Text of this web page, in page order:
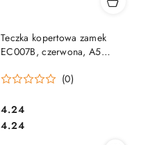
Teczka kopertowa zamek
EC007B, czerwona, A5
(0)
Cena:
4.24
Cena:
4.24